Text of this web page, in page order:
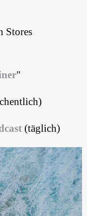
Stores
"
(täglich)